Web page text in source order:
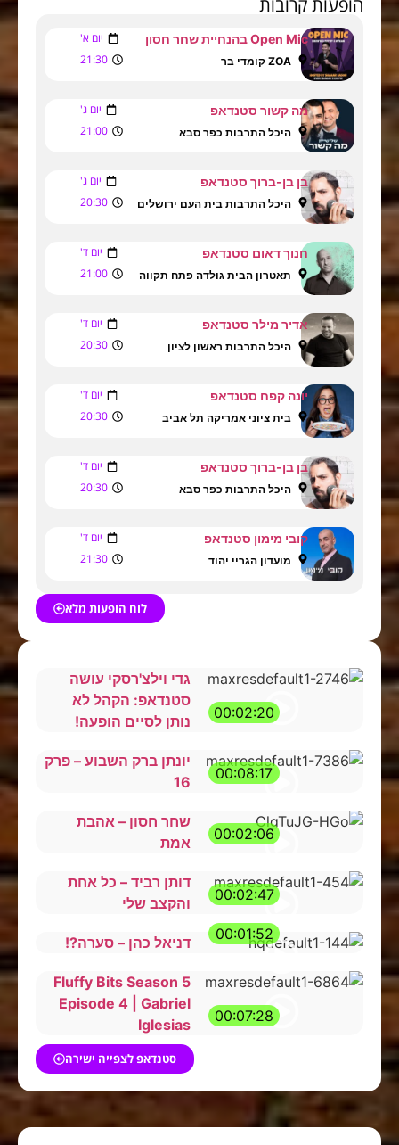
Open Mic בהנחיית שחר חסון יום א'
ZOA קומדי בר 21:30
מה קשור סטנדאפ יום ג'
היכל התרבות כפר סבא 21:00
בן בן-ברוך סטנדאפ יום ג'
היכל התרבות בית העם ירושלים 20:30
חנוך דאום סטנדאפ יום ד'
תאטרון הבית גולדה פתח תקווה 21:00
אדיר מילר סטנדאפ יום ד'
היכל התרבות ראשון לציון 20:30
יונה קפח סטנדאפ יום ד'
בית ציוני אמריקה תל אביב 20:30
בן בן-ברוך סטנדאפ יום ד'
היכל התרבות כפר סבא 20:30
קובי מימון סטנדאפ יום ד'
מועדון הגריי יהוד 21:30
לוח הופעות מלא
00:02:20
גדי וילצ'רסקי עושה
סטנדאפ: הקהל לא
נותן לסיים הופעה!
00:08:17
יונתן ברק השבוע – פרק
16
00:02:06
שחר חסון – אהבת
אמת
00:02:47
דותן רביד – כל אחת
והקצב שלי
00:01:52
דניאל כהן – סערה?!
00:07:28
Fluffy Bits Season 5
Episode 4 | Gabriel
Iglesias
סטנדאפ לצפייה ישירה